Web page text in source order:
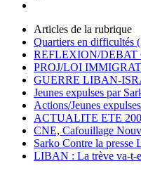
Articles de la rubrique
Quartiers en difficultés
REFLEXION/DEBAT
PROJ/LOI
GUERRE LIBAN-
Jeunes expulses par
Actions/Jeunes
ACTUALITE ETE
CNE, Cafouillage
Sarko Contre la presse
LIBAN : La trève va-t-